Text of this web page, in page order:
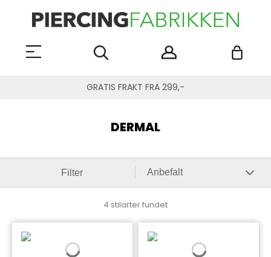
GRATIS FRAKT FRA 299,-
DERMAL
Filter
4 stilarter fundet